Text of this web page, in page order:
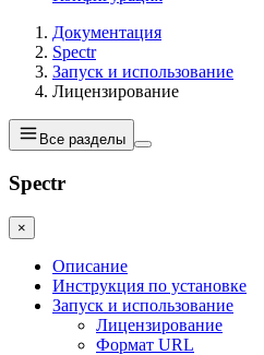
Документация
Spectr
Запуск и использование
Лицензирование
Все разделы
Spectr
×
Описание
Инструкция по установке
Запуск и использование
Лицензирование
Формат URL